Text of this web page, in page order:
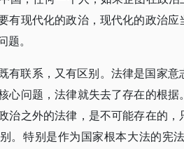
有现代化的政治，现代化的政治
。
有联系，又有区别。法律是国家
心问题，法律就失去了存在的根
治之外的法律，是不可能存在的
。特别是作为国家根本大法的宪